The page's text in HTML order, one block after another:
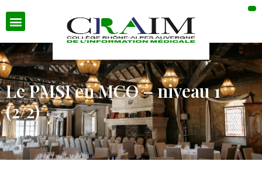
Le PMSI en MCO – niveau 1
(2/2)